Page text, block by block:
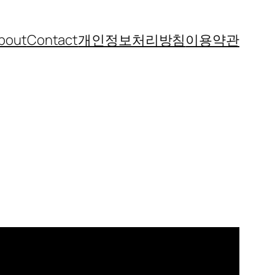
Contact개인정보처리방침이용약관